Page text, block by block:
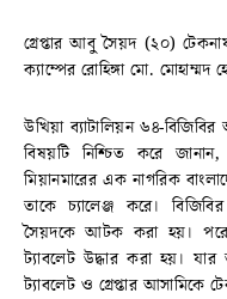
গ্রেপ্তার আবু সৈয়দ (২০)
ক্যাম্পের রোহিঙ্গা মো. মোহাম্মদ
উখিয়া ব্যাটালিয়ন ৬৪-
বিষয়টি নিশ্চিত করে
মিয়ানমারের এক নাগরিক
তাকে চ্যালেঞ্জ করে।
সৈয়দকে আটক করা হয়। পরে
ট্যাবলেট উদ্ধার করা হয়।
ট্যাবলেট ও গ্রেপ্তার আসামিকে